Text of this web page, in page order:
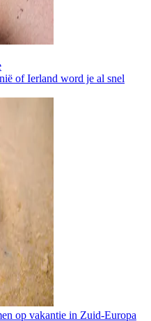
of Ierland word je al snel
op vakantie in Zuid-Europa